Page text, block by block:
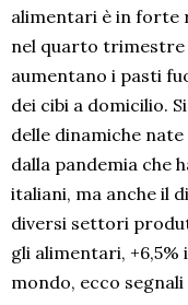
alimentari è in forte
nel quarto trimestre
aumentano i pasti
dei cibi a domicilio.
delle dinamiche nate
dalla pandemia che
italiani, ma anche il
diversi settori
gli alimentari,
mondo, ecco